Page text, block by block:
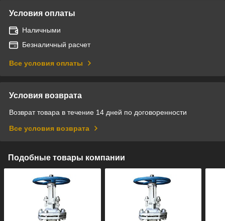
Условия оплаты
Наличными
Безналичный расчет
Все условия оплаты
Условия возврата
Возврат товара в течение 14 дней по договоренности
Все условия возврата
Подобные товары компании